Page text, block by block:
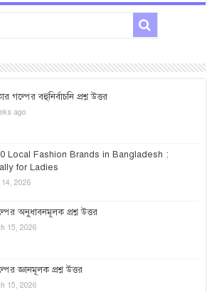
গল্পের বহুনির্বাচনি প্রশ্ন উত্তর
ago
Local Fashion Brands in Bangladesh :
for Ladies
14, 2026
অনুধাবনমূলক প্রশ্ন উত্তর
15, 2026
জ্ঞানমূলক প্রশ্ন উত্তর
15, 2026